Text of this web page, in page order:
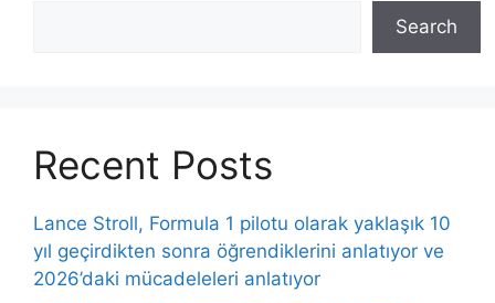
Search
Recent Posts
Lance Stroll, Formula 1 pilotu olarak yaklaşık 10
yıl geçirdikten sonra öğrendiklerini anlatıyor ve
2026’daki mücadeleleri anlatıyor